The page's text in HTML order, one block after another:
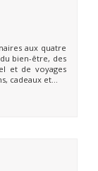
aux quatre
bien-être, des
et de voyages
cadeaux et...